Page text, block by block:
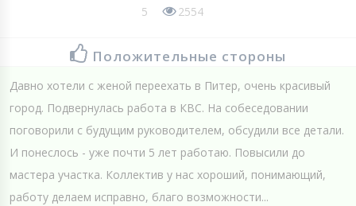
5
2554
Положительные стороны
Давно хотели с женой переехать в Питер, очень красивый
город. Подвернулась работа в КВС. На собеседовании
поговорили с будущим руководителем, обсудили все детали.
И понеслось - уже почти 5 лет работаю. Повысили до
мастера участка. Коллектив у нас хороший, понимающий,
работу делаем исправно, благо возможности...